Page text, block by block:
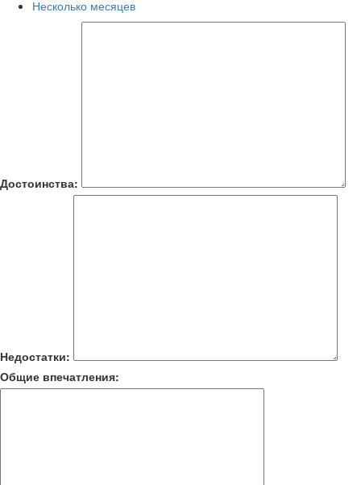
Несколько месяцев
Достоинства:
Недостатки:
Общие впечатления: